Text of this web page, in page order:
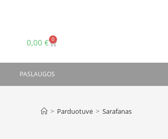
0,00 € 0
PASLAUGOS
> Parduotuvė > Sarafanas